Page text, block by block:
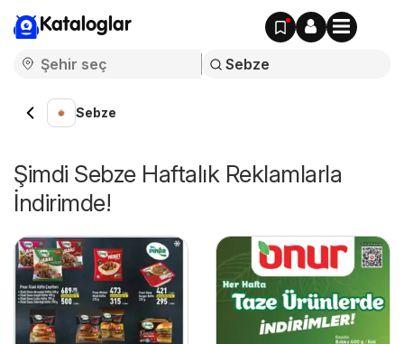
Kataloglar
Sebze
Şimdi Sebze Haftalık Reklamlarla
İndirimde!